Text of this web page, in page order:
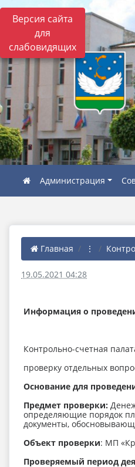
Версия сайта
для
слабовидящих
Администрация
Главная ⋮
19.05.2021 04:28
Информация о
Контрольно-счетная
проверку отдельных
Основание для
Предмет проверки:
определяющие порядок
документы,
Объект проверки: МП
Проверяемый период